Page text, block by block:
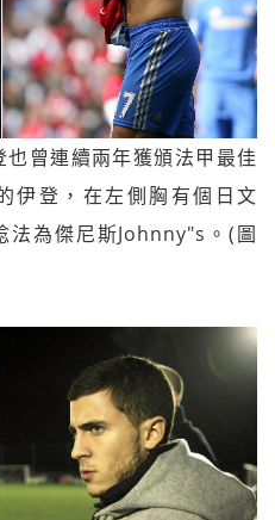
曾連續兩年獲頒法甲最佳
伊登，在左側胸有個日文
法為傑尼斯Johnny"s。(圖